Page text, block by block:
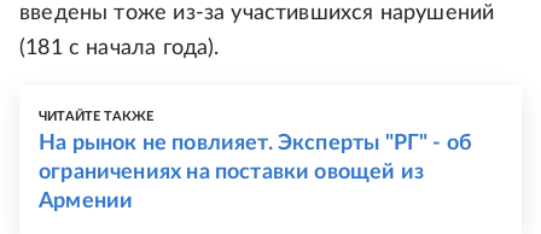
введены тоже из-за участившихся нарушений
(181 с начала года).
ЧИТАЙТЕ ТАКЖЕ
На рынок не повлияет. Эксперты "РГ" - об
ограничениях на поставки овощей из
Армении